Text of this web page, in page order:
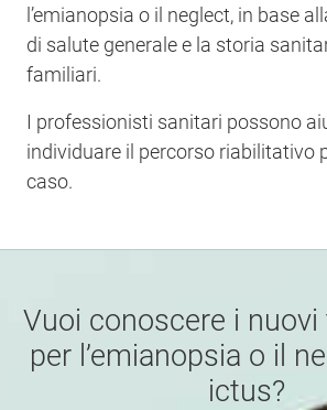
l’emianopsia o il neglect, in base
di salute generale e la storia
familiari.
I professionisti sanitari possono
individuare il percorso riabilitativo
caso.
Vuoi conoscere i
per l’emianopsia o il
ictus?